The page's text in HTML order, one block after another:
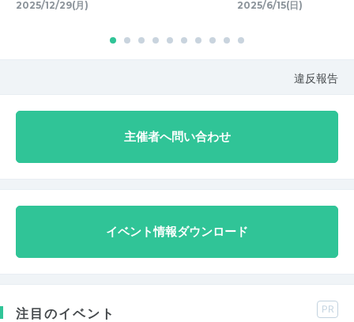
2025/12/29(月) 2025/6/15(日)
違反報告
主催者へ問い合わせ
イベント情報ダウンロード
注目のイベント PR